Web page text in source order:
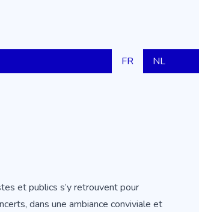
FR NL
et publics s’y retrouvent pour
dans une ambiance conviviale et